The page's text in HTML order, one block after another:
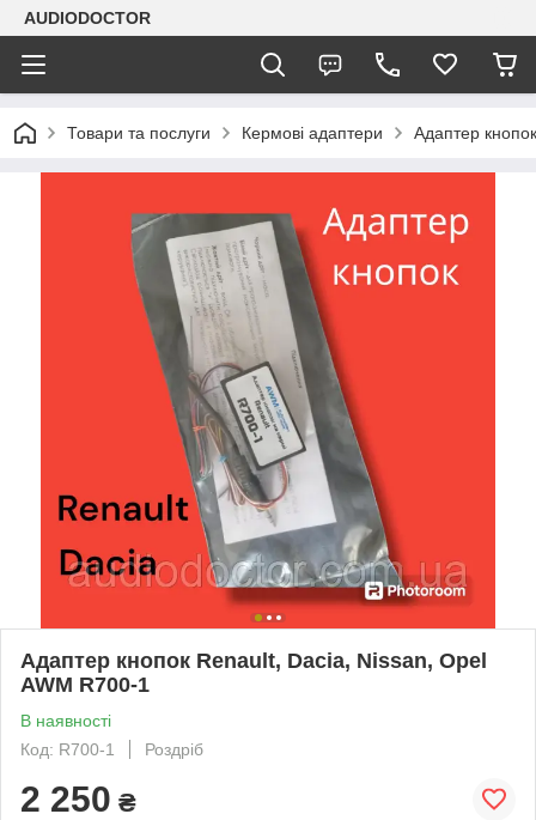
AUDIODOCTOR
Товари та послуги Кермові адаптери Адаптер
Адаптер кнопок Renault, Dacia, Nissan, Opel
AWM R700-1
В наявності
Код: R700-1
Роздріб
2 250 ₴